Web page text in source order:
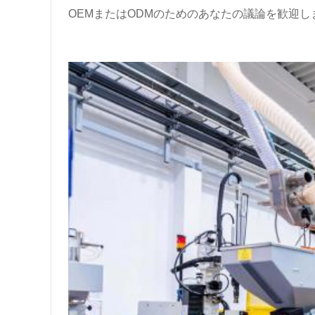
OEMまたはODMのためのあなたの議論を歓迎し